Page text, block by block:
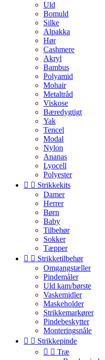
Uld
Bomuld
Silke
Alpakka
Hør
Cashmere
Akryl
Bambus
Polyamid
Mohair
Metaltråd
Viskose
Bæredygtigt
Yak
Tencel
Modal
Nylon
Ananas
Lyocell
Polyester
  Strikkekits
Damer
Herrer
Børn
Baby
Tilbehør
Sokker
Tæpper
  Strikketilbehør
Omgangstæller
Pindemåler
Uld kam/børste
Vaskemidler
Maskeholder
Strikkemarkører
Pindebeskytter
Monteringsnåle
  Strikkepinde
  Træ